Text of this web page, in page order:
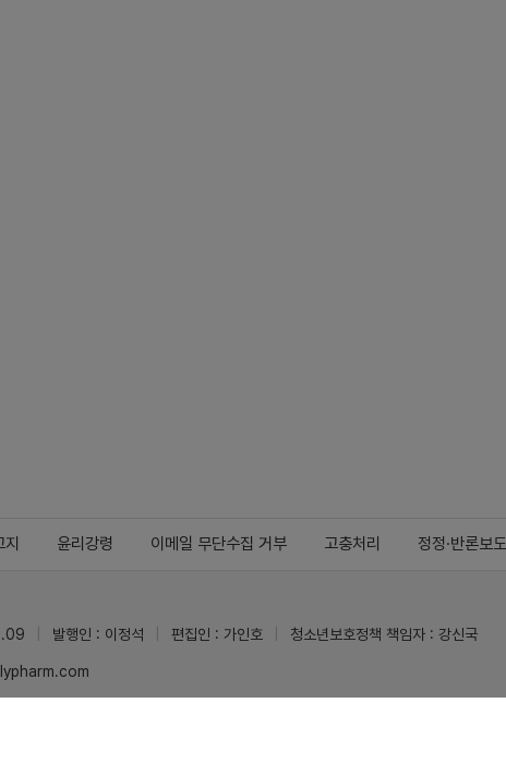
윤리강령 이메일 무단수집 거부 고충처리 정정·반론보도
발행인 : 이정석 편집인 : 가인호
청소년보호정책 책임자 : 강신국